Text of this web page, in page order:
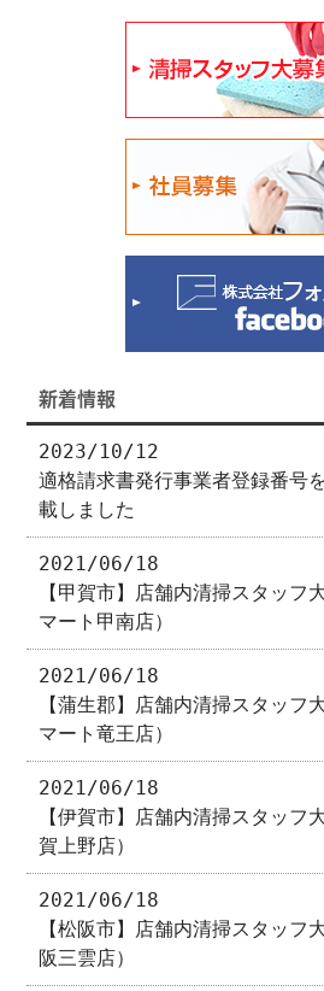
新着情報
2023/10/12
適格請求書発行事業者登録番号
載しました
2021/06/18
【甲賀市】店舗内清掃スタッフ
マート甲南店）
2021/06/18
【蒲生郡】店舗内清掃スタッフ
マート竜王店）
2021/06/18
【伊賀市】店舗内清掃スタッフ
賀上野店）
2021/06/18
【松阪市】店舗内清掃スタッフ
阪三雲店）